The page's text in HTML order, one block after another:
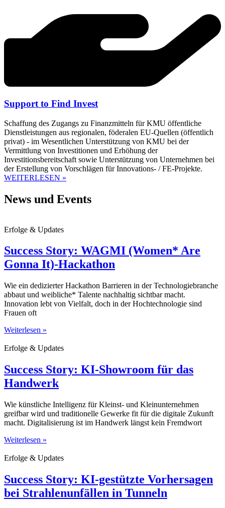
Support to Find Invest
Schaffung des Zugangs zu Finanzmitteln für KMU öffentliche
Dienstleistungen aus regionalen, föderalen EU-Quellen (öffentlich
privat) - im Wesentlichen Unterstützung von KMU bei der
Vermittlung von Investitionen und Erhöhung der
Investitionsbereitschaft sowie Unterstützung von Unternehmen bei
der Erstellung von Vorschlägen für Innovations- / FE-Projekte.
WEITERLESEN »
News und Events
Erfolge & Updates
Success Story: WAGMI (Women* Are
Gonna It)-Hackathon
Wie ein dedizierter Hackathon Barrieren in der Technologiebranche
abbaut und weibliche* Talente nachhaltig sichtbar macht.
Innovation lebt von Vielfalt, doch in der Hochtechnologie sind
Frauen oft
Weiterlesen »
Erfolge & Updates
Success Story: KI-Showroom für das
Handwerk
Wie künstliche Intelligenz für Kleinst- und Kleinunternehmen
greifbar wird und traditionelle Gewerke fit für die digitale Zukunft
macht. Digitalisierung ist im Handwerk längst kein Fremdwort
Weiterlesen »
Erfolge & Updates
Success Story: KI-gestützte Vorhersagen
bei Strahlenunfällen in Tunneln